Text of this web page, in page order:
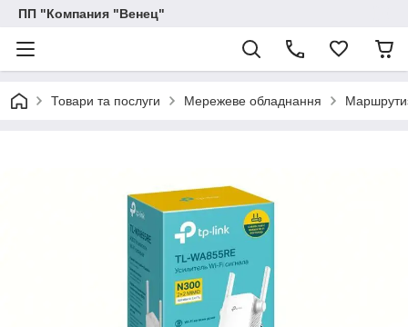
ПП "Компания "Венец"
Товари та послуги Мережеве обладнання